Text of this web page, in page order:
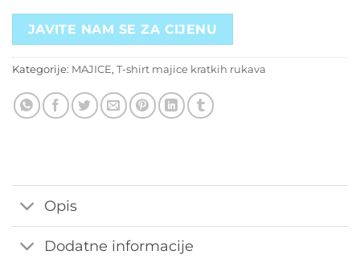
JAVITE NAM SE ZA CIJENU
Kategorije: MAJICE, T-shirt majice kratkih rukava
Opis
Dodatne informacije